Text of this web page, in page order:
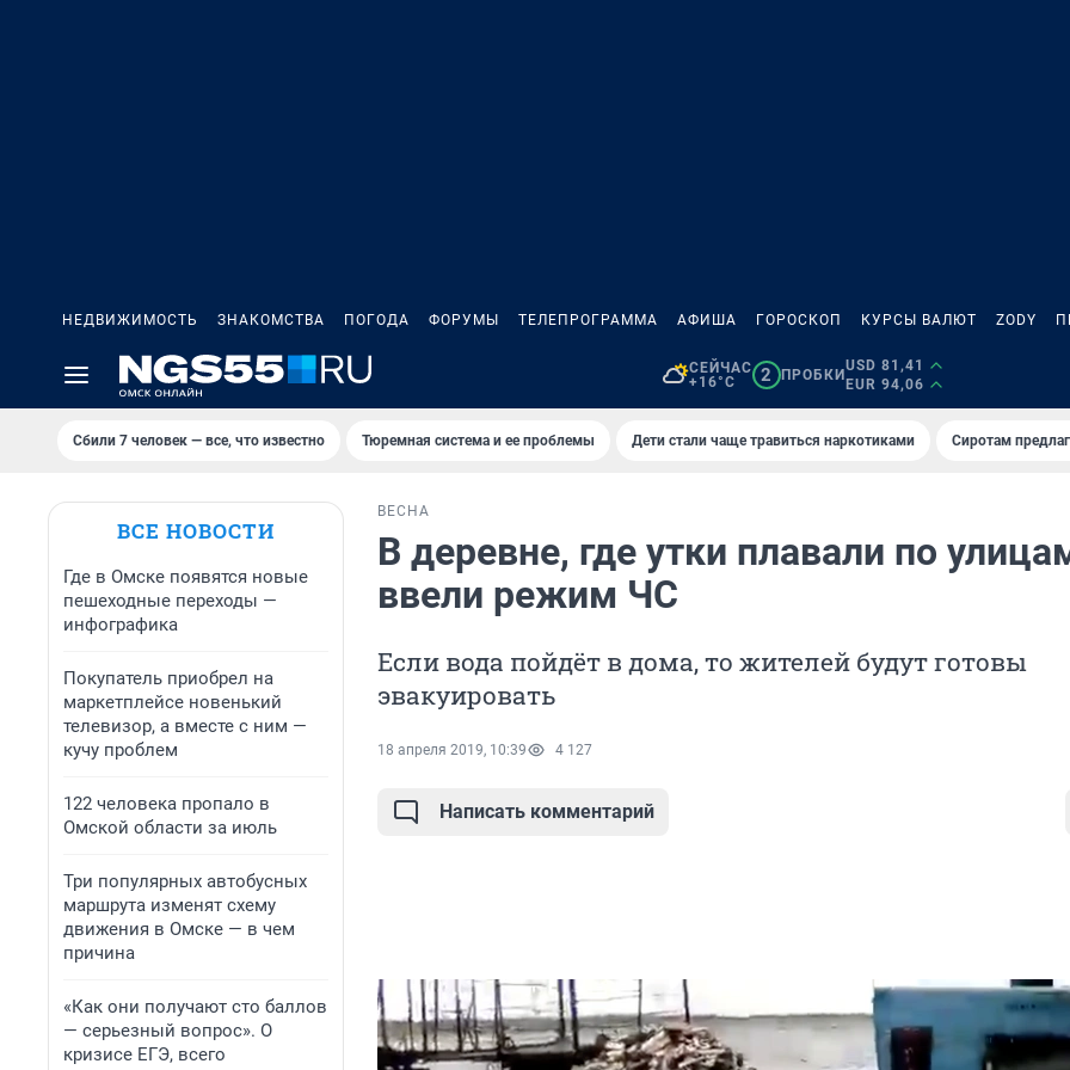
НЕДВИЖИМОСТЬ ЗНАКОМСТВА ПОГОДА ФОРУМЫ ТЕЛЕПРОГРАММА АФИША ГОРОСКОП КУРСЫ ВАЛЮТ ZODY
СЕЙЧАС
+16°C
2 ПРОБКИ
USD 81,41
EUR 94,06
Сбили 7 человек — все, что известно Тюремная система и ее проблемы Дети стали чаще травиться наркотиками Сиротам
ВСЕ НОВОСТИ
Где в Омске появятся новые
пешеходные переходы —
инфографика
Покупатель приобрел на
маркетплейсе новенький
телевизор, а вместе с ним —
кучу проблем
122 человека пропало в
Омской области за июль
Три популярных автобусных
маршрута изменят схему
движения в Омске — в чем
причина
«Как они получают сто баллов
— серьезный вопрос». О
кризисе ЕГЭ, всего
ВЕСНА
В деревне, где утки плавали по
ввели режим ЧС
Если вода пойдёт в дома, то жителей будут готовы
эвакуировать
18 апреля 2019, 10:39 4 127
Написать комментарий